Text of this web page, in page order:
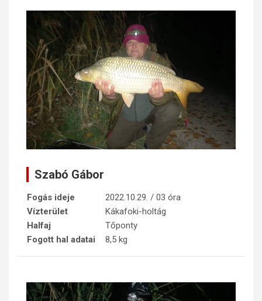
Szabó Gábor
Fogás ideje
2022.10.29. / 03 óra
Vízterület
Kákafoki-holtág
Halfaj
Tőponty
Fogott hal adatai
8,5 kg